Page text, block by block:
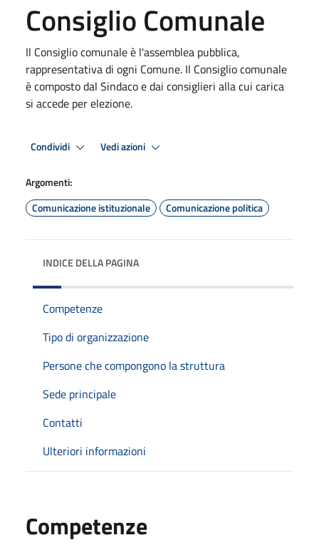
Consiglio Comunale
Il Consiglio comunale è l'assemblea pubblica,
rappresentativa di ogni Comune. Il Consiglio comunale
è composto dal Sindaco e dai consiglieri alla cui carica
si accede per elezione.
Condividi Vedi azioni
Argomenti:
Comunicazione istituzionale
Comunicazione politica
INDICE DELLA PAGINA
Competenze
Tipo di organizzazione
Persone che compongono la struttura
Sede principale
Contatti
Ulteriori informazioni
Competenze